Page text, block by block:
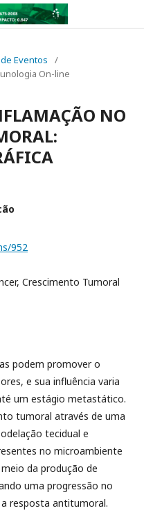
de Eventos
/
On-line
NO
952
Crescimento Tumoral
podem promover o
e sua influência varia
um estágio metastático.
tumoral através de uma
tecidual e
no microambiente
da produção de
uma progressão no
resposta antitumoral.